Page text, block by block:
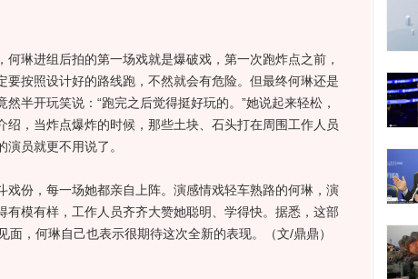
进组后拍的第一场戏就是爆破戏，第一次跑炸点之前，
要按照设计好的路线跑，不然就会有危险。但最终何琳还是
半开玩笑说：“跑完之后觉得挺好玩的。”她说起来轻松，
绍，当炸点爆炸的时候，那些土块、石头打在周围工作人员
员就更不用说了。
，每一场她都亲自上阵。演感情戏轻车熟路的何琳，演
有模有样，工作人员齐齐大赞她聪明、学得快。据悉，这部
，何琳自己也表示很期待这次全新的表现。（文/鼎鼎）